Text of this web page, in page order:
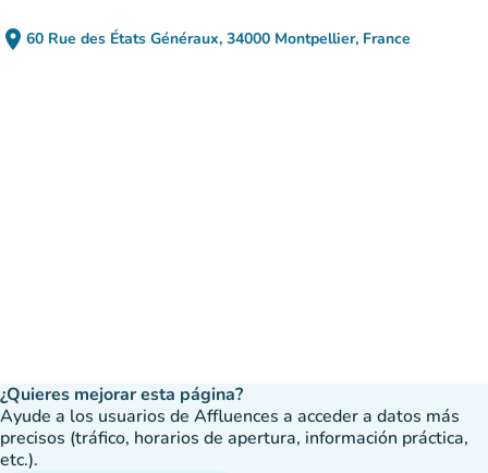
place 60 Rue des États Généraux, 34000 Montpellier, France
(abrir en Google Maps)
(nueva pestaña)
¿Quieres mejorar esta página?
Ayude a los usuarios de Affluences a acceder a datos más
precisos (tráfico, horarios de apertura, información práctica,
etc.).